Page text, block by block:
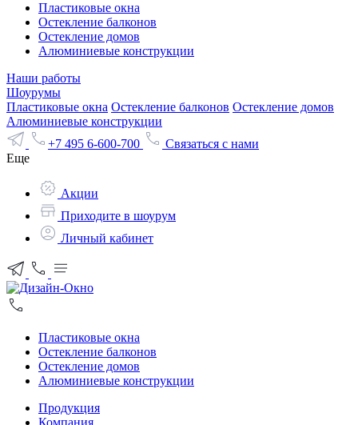
Пластиковые окна
Остекление балконов
Остекление домов
Алюминиевые конструкции
Наши работы
Шоурумы
Пластиковые окна Остекление балконов Остекление домов
Алюминиевые конструкции
+7 495 6-600-700
Связаться с нами
Еще
Акции
Приходите в шоурум
Личный кабинет
Пластиковые окна
Остекление балконов
Остекление домов
Алюминиевые конструкции
Продукция
Компания